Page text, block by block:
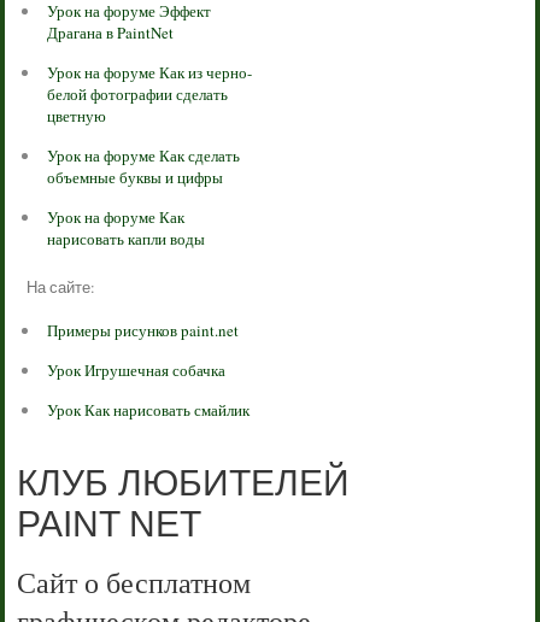
Урок на форуме Эффект
Драгана в PaintNet
Урок на форуме Как из черно-
белой фотографии сделать
цветную
Урок на форуме Как сделать
объемные буквы и цифры
Урок на форуме Как
нарисовать капли воды
На сайте:
Примеры рисунков paint.net
Урок Игрушечная собачка
Урок Как нарисовать смайлик
КЛУБ ЛЮБИТЕЛЕЙ
PAINT NET
Сайт о бесплатном